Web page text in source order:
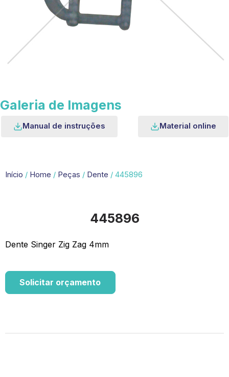
Galeria de Imagens
Manual de instruções Material online
Início / Home / Peças / Dente / 445896
445896
Dente Singer Zig Zag 4mm
Solicitar orçamento